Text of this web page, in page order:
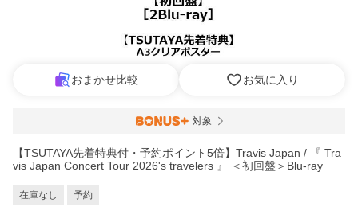
おまかせ比較 お気に入り
対象
【TSUTAYA先着特典付・予約ポイント5倍】Travis Japan / 『 Tra
vis Japan Concert Tour 2026's travelers 』 ＜初回盤＞Blu-ray
在庫なし 予約